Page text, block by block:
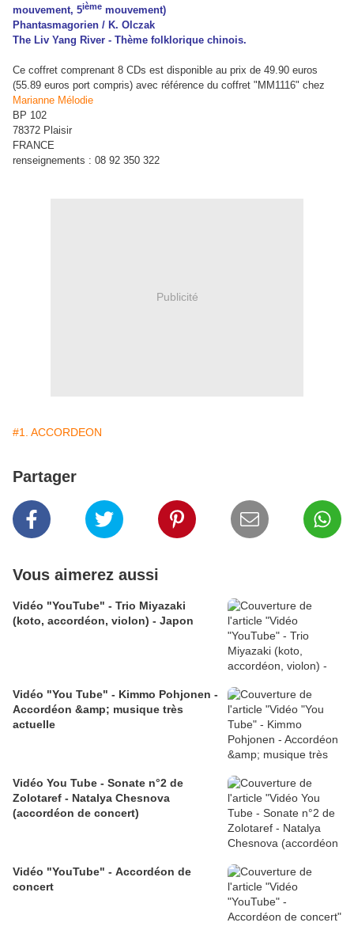
mouvement, 5ième mouvement)
Phantasmagorien / K. Olczak
The Liv Yang River - Thème folklorique chinois.
Ce coffret comprenant 8 CDs est disponible au prix de 49.90 euros
(55.89 euros port compris) avec référence du coffret "MM1116" chez
Marianne Mélodie
BP 102
78372 Plaisir
FRANCE
renseignements : 08 92 350 322
Publicité
#1. ACCORDEON
Partager
Vous aimerez aussi
Vidéo "YouTube" - Trio Miyazaki
(koto, accordéon, violon) - Japon
Vidéo "You Tube" - Kimmo Pohjonen -
Accordéon &amp; musique très
actuelle
Vidéo You Tube - Sonate n°2 de
Zolotaref - Natalya Chesnova
(accordéon de concert)
Vidéo "YouTube" - Accordéon de
concert